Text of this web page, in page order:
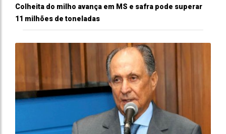
Colheita do milho avança em MS e safra pode superar
11 milhões de toneladas